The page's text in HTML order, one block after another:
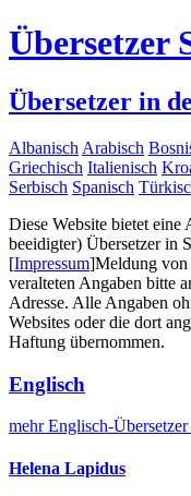
Übersetzer
Übersetzer in
Albanisch Arabisch
Griechisch Italienisch
Serbisch Spanisch
Diese Website bietet
beeidigter) Übersetzer in
[Impressum]Meldung von
veralteten Angaben bitte
Adresse. Alle Angaben
Websites oder die dort
Haftung übernommen.
Englisch
mehrEnglisch-Übersetzer
Helena Lapidus